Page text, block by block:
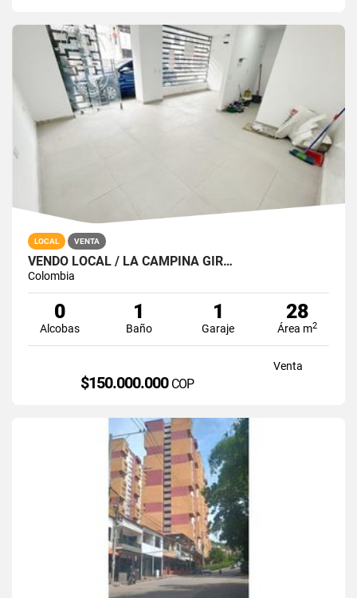
LOCAL VENTA
VENDO LOCAL / LA CAMPIÑA GIR…
Colombia
0
Alcobas
1
Baño
1
Garaje
28
Área m2
Venta
$150.000.000 COP